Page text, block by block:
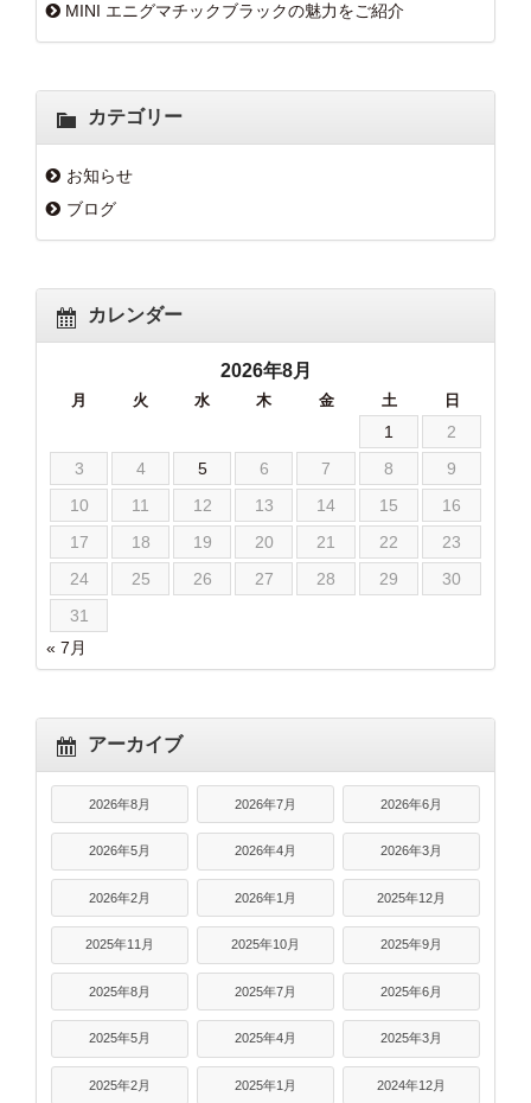
MINI エニグマチックブラックの魅力をご紹介
カテゴリー
お知らせ
ブログ
カレンダー
2026年8月
月 火 水 木 金 土 日
1
2
3
4 5 6 7 8
9
10
11 12 13 14 15
16
17
18 19 20 21 22
23
24
25 26 27 28 29
30
31
« 7月
アーカイブ
2026年8月 2026年7月 2026年6月
2026年5月 2026年4月 2026年3月
2026年2月 2026年1月 2025年12月
2025年11月 2025年10月 2025年9月
2025年8月 2025年7月 2025年6月
2025年5月 2025年4月 2025年3月
2025年2月 2025年1月 2024年12月